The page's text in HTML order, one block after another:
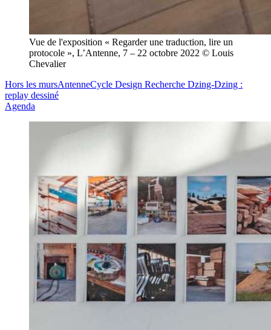
Vue de l'exposition « Regarder une traduction, lire un
protocole », L’Antenne, 7 – 22 octobre 2022 © Louis
Chevalier
Hors les mursAntenneCycle Design Recherche Dzing-Dzing :
replay dessiné
Agenda